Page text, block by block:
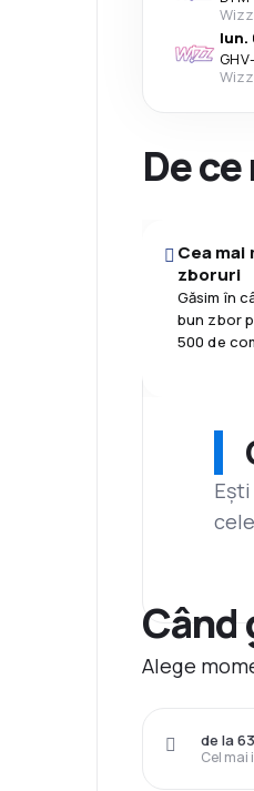
lun.
GHV
De
Cea
zboruri
Găsim în
bun zbor
500 de
Când
Alege
Cel
de la